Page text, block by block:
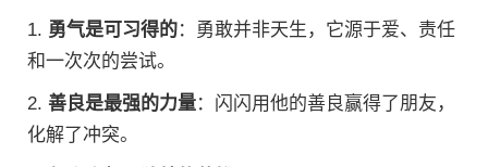
1. 勇气是可习得的：勇敢并非天生，它源于爱、责任
和一次次的尝试。
2. 善良是最强的力量：闪闪用他的善良赢得了朋友，
化解了冲突。